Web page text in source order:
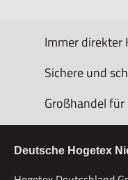
Immer direkter
Sichere und
Großhandel für
Deutsche Hogetex